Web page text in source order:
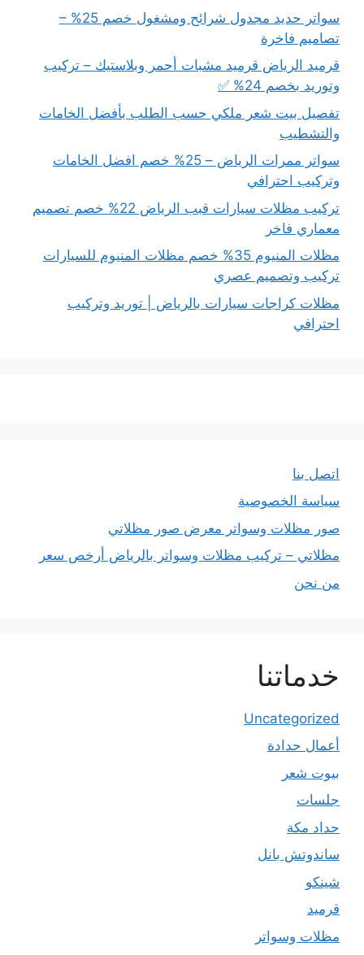
سواتر حديد مجدول شرائح ومشغول خصم 25% –
تصاميم فاخرة
قرميد الرياض قرميد مشبات أحمر وبلاستيك – تركيب
وتوريد بخصم 24% ✅
تفصيل بيت شعر ملكي حسب الطلب بأفضل الخامات
والتشطيب
سواتر ممرات الرياض – 25% خصم افضل الخامات
وتركيب احترافي
تركيب مظلات سيارات قبب الرياض 22% خصم تصميم
معماري فاخر
مظلات المنيوم 35% خصم مظلات المنيوم للسيارات
تركيب وتصميم عصري
مظلات كراجات سيارات بالرياض | توريد وتركيب
احترافي
اتصل بنا
سياسة الخصوصية
صور مظلات وسواتر معرض صور مظلاتي
مظلاتي – تركيب مظلات وسواتر بالرياض أرخص سعر
من نحن
خدماتنا
Uncategorized
أعمال حدادة
بيوت شعر
جلسات
حداد مكة
ساندوتش بانل
شينكو
قرميد
مظلات وسواتر